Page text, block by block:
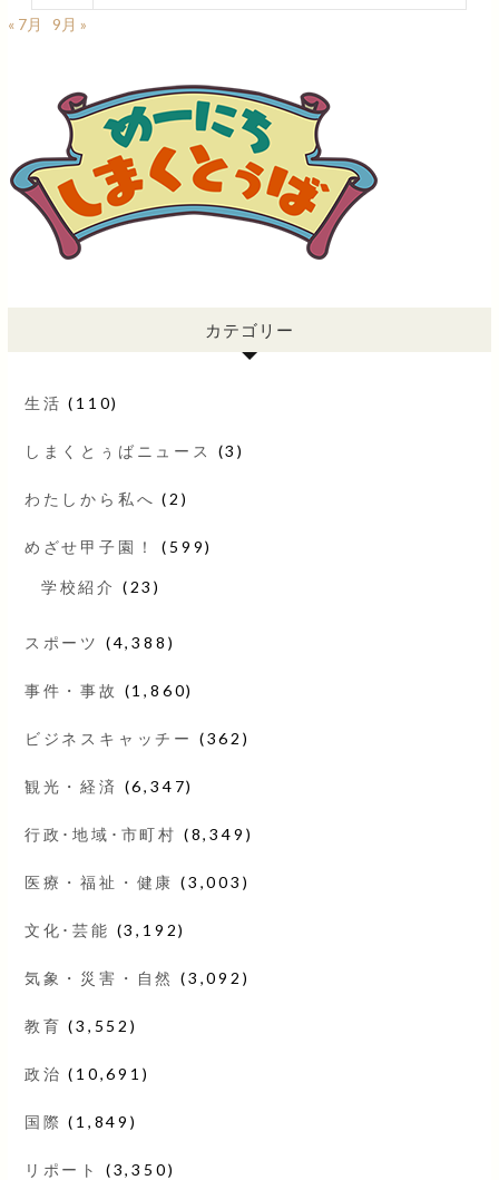
« 7月
9月 »
カテゴリー
生活 (110)
しまくとぅばニュース (3)
わたしから私へ (2)
めざせ甲子園！ (599)
学校紹介 (23)
スポーツ (4,388)
事件・事故 (1,860)
ビジネスキャッチー (362)
観光・経済 (6,347)
行政･地域･市町村 (8,349)
医療・福祉・健康 (3,003)
文化･芸能 (3,192)
気象・災害・自然 (3,092)
教育 (3,552)
政治 (10,691)
国際 (1,849)
リポート (3,350)